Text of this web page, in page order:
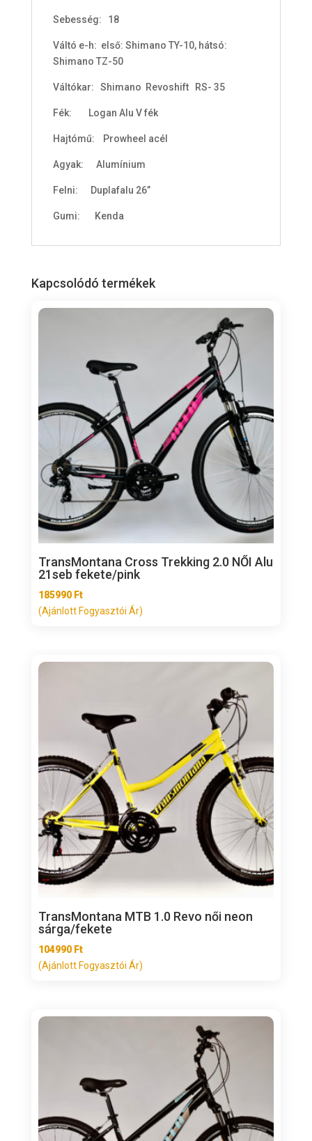
Sebesség: 18
Váltó e-h: első: Shimano TY-10, hátsó:
Shimano TZ-50
Váltókar: Shimano Revoshift RS- 35
Fék: Logan Alu V fék
Hajtómű: Prowheel acél
Agyak: Alumínium
Felni: Duplafalu 26”
Gumi: Kenda
Kapcsolódó termékek
TransMontana Cross Trekking 2.0 NŐI Alu
21seb fekete/pink
185990 Ft
(Ajánlott Fogyasztói Ár)
TransMontana MTB 1.0 Revo női neon
sárga/fekete
104990 Ft
(Ajánlott Fogyasztói Ár)